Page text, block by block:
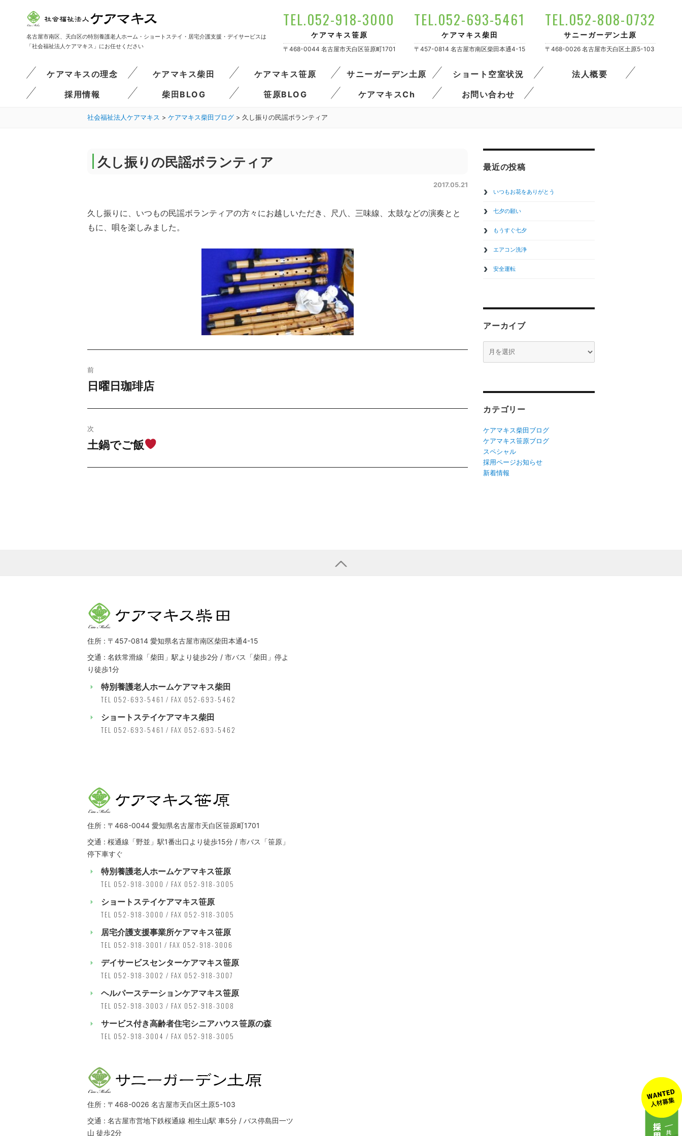
名古屋市南区、天白区の特別養護老人ホーム・ショートステイ・居宅介護支援・デイサービスは
「社会福祉法人ケアマキス」にお任せください
TEL.052-693-5461
ケアマキス柴田
〒457-0814 名古屋市南区柴田本通4-15
TEL.052-918-3000
ケアマキス笹原
〒468-0044 名古屋市天白区笹原町1701
TEL.052-808-0732
サニーガーデン土原
〒468-0026 名古屋市天白区土原5-103
ケアマキスの理念 ケアマキス柴田 ケアマキス笹原 サニーガーデン土原 ショート空室状況
法人概要
採用情報
柴田BLOG 笹原BLOG ケアマキスCh お問い合わせ
社会福祉法人ケアマキス > ケアマキス柴田ブログ > 久し振りの民謡ボランティア
久し振りの民謡ボランティア
2017.05.21
久し振りに、いつもの民謡ボランティアの方々にお越しいただき、尺八、三味線、太鼓などの演奏とと
もに、唄を楽しみました。
稿
ビ
ゲ
ー
前
過
投
稿:
日曜日珈琲店
次
次
土鍋でご飯
最近の投稿
いつもお花をありがとう
七夕の願い
もうすぐ七夕
エアコン洗浄
安全運転
アーカイブ
ー
カテゴリー
ケアマキス柴田ブログ
ケアマキス笹原ブログ
スペシャル
採用ページお知らせ
新着情報
住所 : 〒457-0814 愛知県名古屋市南区柴田本通4-15
交通 : 名鉄常滑線「柴田」駅より徒歩2分 / 市バス「柴田」停よ
り徒歩1分
特別養護老人ホームケアマキス柴田
TEL 052-693-5461 / FAX 052-693-5462
ショートステイケアマキス柴田
TEL 052-693-5461 / FAX 052-693-5462
住所 : 〒468-0044 愛知県名古屋市天白区笹原町1701
交通 : 桜通線「野並」駅1番出口より徒歩15分 / 市バス「笹原」
停下車すぐ
特別養護老人ホームケアマキス笹原
TEL 052-918-3000 / FAX 052-918-3005
ショートステイケアマキス笹原
TEL 052-918-3000 / FAX 052-918-3005
居宅介護支援事業所ケアマキス笹原
TEL 052-918-3001 / FAX 052-918-3006
デイサービスセンターケアマキス笹原
TEL 052-918-3002 / FAX 052-918-3007
ヘルパーステーションケアマキス笹原
TEL 052-918-3003 / FAX 052-918-3008
サービス付き高齢者住宅シニアハウス笹原の森
TEL 052-918-3004 / FAX 052-918-3005
住所 : 〒468-0026 名古屋市天白区土原5-103
交通 : 名古屋市営地下鉄桜通線 相生山駅 車5分 / バス停島田一ツ
山 徒歩2分